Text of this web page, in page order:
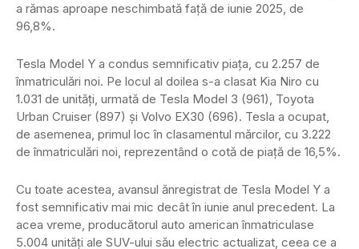
a rămas aproape neschimbată față de iunie 2025, de
96,8%.
Tesla Model Y a condus semnificativ piața, cu 2.257 de
înmatriculări noi. Pe locul al doilea s-a clasat Kia Niro cu
1.031 de unități, urmată de Tesla Model 3 (961), Toyota
Urban Cruiser (897) și Volvo EX30 (696). Tesla a ocupat,
de asemenea, primul loc în clasamentul mărcilor, cu 3.222
de înmatriculări noi, reprezentând o cotă de piață de 16,5%.
Cu toate acestea, avansul ănregistrat de Tesla Model Y a
fost semnificativ mai mic decât în ​​iunie anul precedent. La
acea vreme, producătorul auto american înmatriculase
5.004 unități ale SUV-ului său electric actualizat, ceea ce a